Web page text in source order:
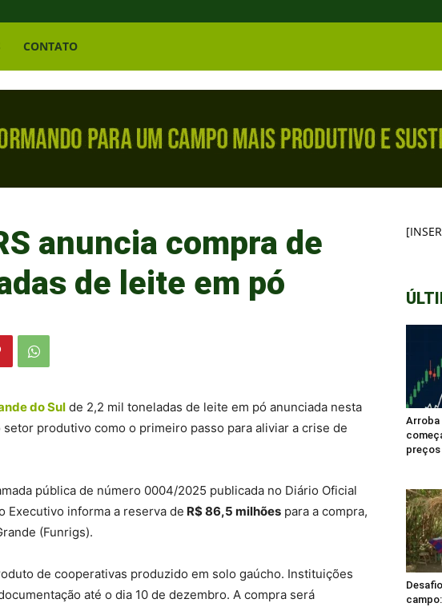
CONTATO
anuncia compra de
de leite em pó
do Sul de 2,2 mil toneladas de leite em pó anunciada nesta
produtivo como o primeiro passo para aliviar a crise de
pública de número 0004/2025 publicada no Diário Oficial
Executivo informa a reserva de R$ 86,5 milhões para a compra,
(Funrigs).
de cooperativas produzido em solo gaúcho. Instituições
até o dia 10 de dezembro. A compra será
Arroba
preços